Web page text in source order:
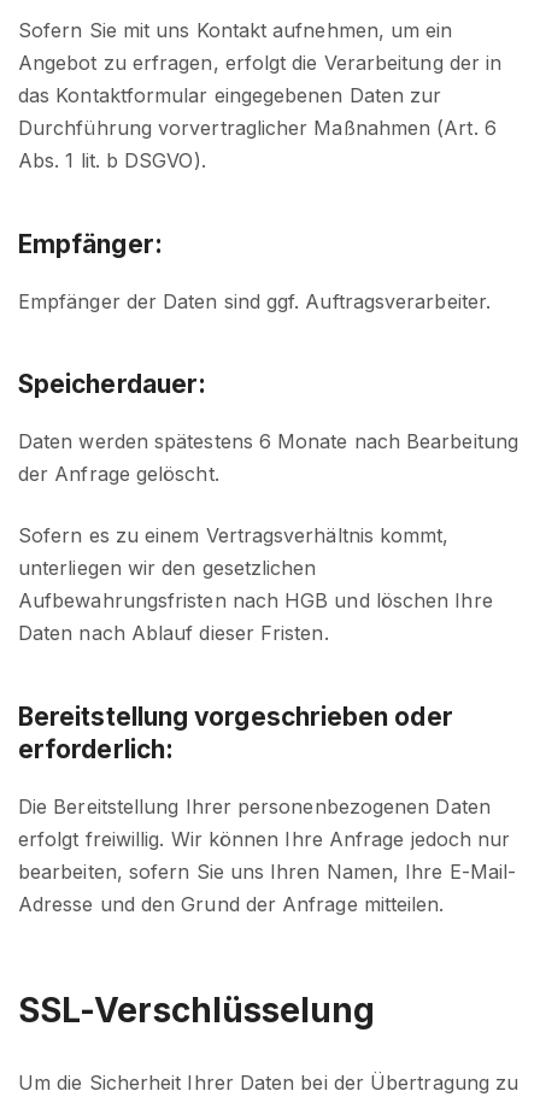
Sofern Sie mit uns Kontakt aufnehmen, um ein
Angebot zu erfragen, erfolgt die Verarbeitung der in
das Kontaktformular eingegebenen Daten zur
Durchführung vorvertraglicher Maßnahmen (Art. 6
Abs. 1 lit. b DSGVO).
Empfänger:
Empfänger der Daten sind ggf. Auftragsverarbeiter.
Speicherdauer:
Daten werden spätestens 6 Monate nach Bearbeitung
der Anfrage gelöscht.
Sofern es zu einem Vertragsverhältnis kommt,
unterliegen wir den gesetzlichen
Aufbewahrungsfristen nach HGB und löschen Ihre
Daten nach Ablauf dieser Fristen.
Bereitstellung vorgeschrieben oder
erforderlich:
Die Bereitstellung Ihrer personenbezogenen Daten
erfolgt freiwillig. Wir können Ihre Anfrage jedoch nur
bearbeiten, sofern Sie uns Ihren Namen, Ihre E-Mail-
Adresse und den Grund der Anfrage mitteilen.
SSL-Verschlüsselung
Um die Sicherheit Ihrer Daten bei der Übertragung zu